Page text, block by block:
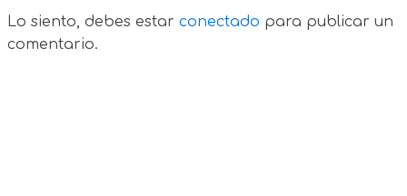
Lo siento, debes estar conectado para publicar un
comentario.